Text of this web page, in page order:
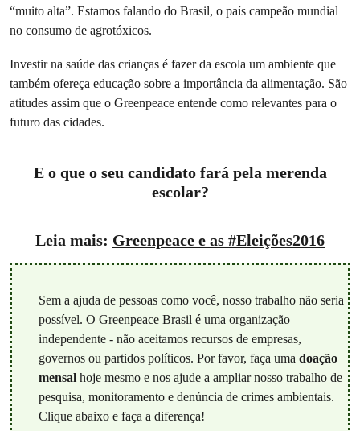
“muito alta”. Estamos falando do Brasil, o país campeão mundial
no consumo de agrotóxicos.
Investir na saúde das crianças é fazer da escola um ambiente que
também ofereça educação sobre a importância da alimentação. São
atitudes assim que o Greenpeace entende como relevantes para o
futuro das cidades.
E o que o seu candidato fará pela merenda
escolar?
Leia mais: Greenpeace e as #Eleições2016
Sem a ajuda de pessoas como você, nosso trabalho não seria
possível. O Greenpeace Brasil é uma organização
independente - não aceitamos recursos de empresas,
governos ou partidos políticos. Por favor, faça uma doação
mensalhoje mesmo e nos ajude a ampliar nosso trabalho de
pesquisa, monitoramento e denúncia de crimes ambientais.
Clique abaixo e faça a diferença!